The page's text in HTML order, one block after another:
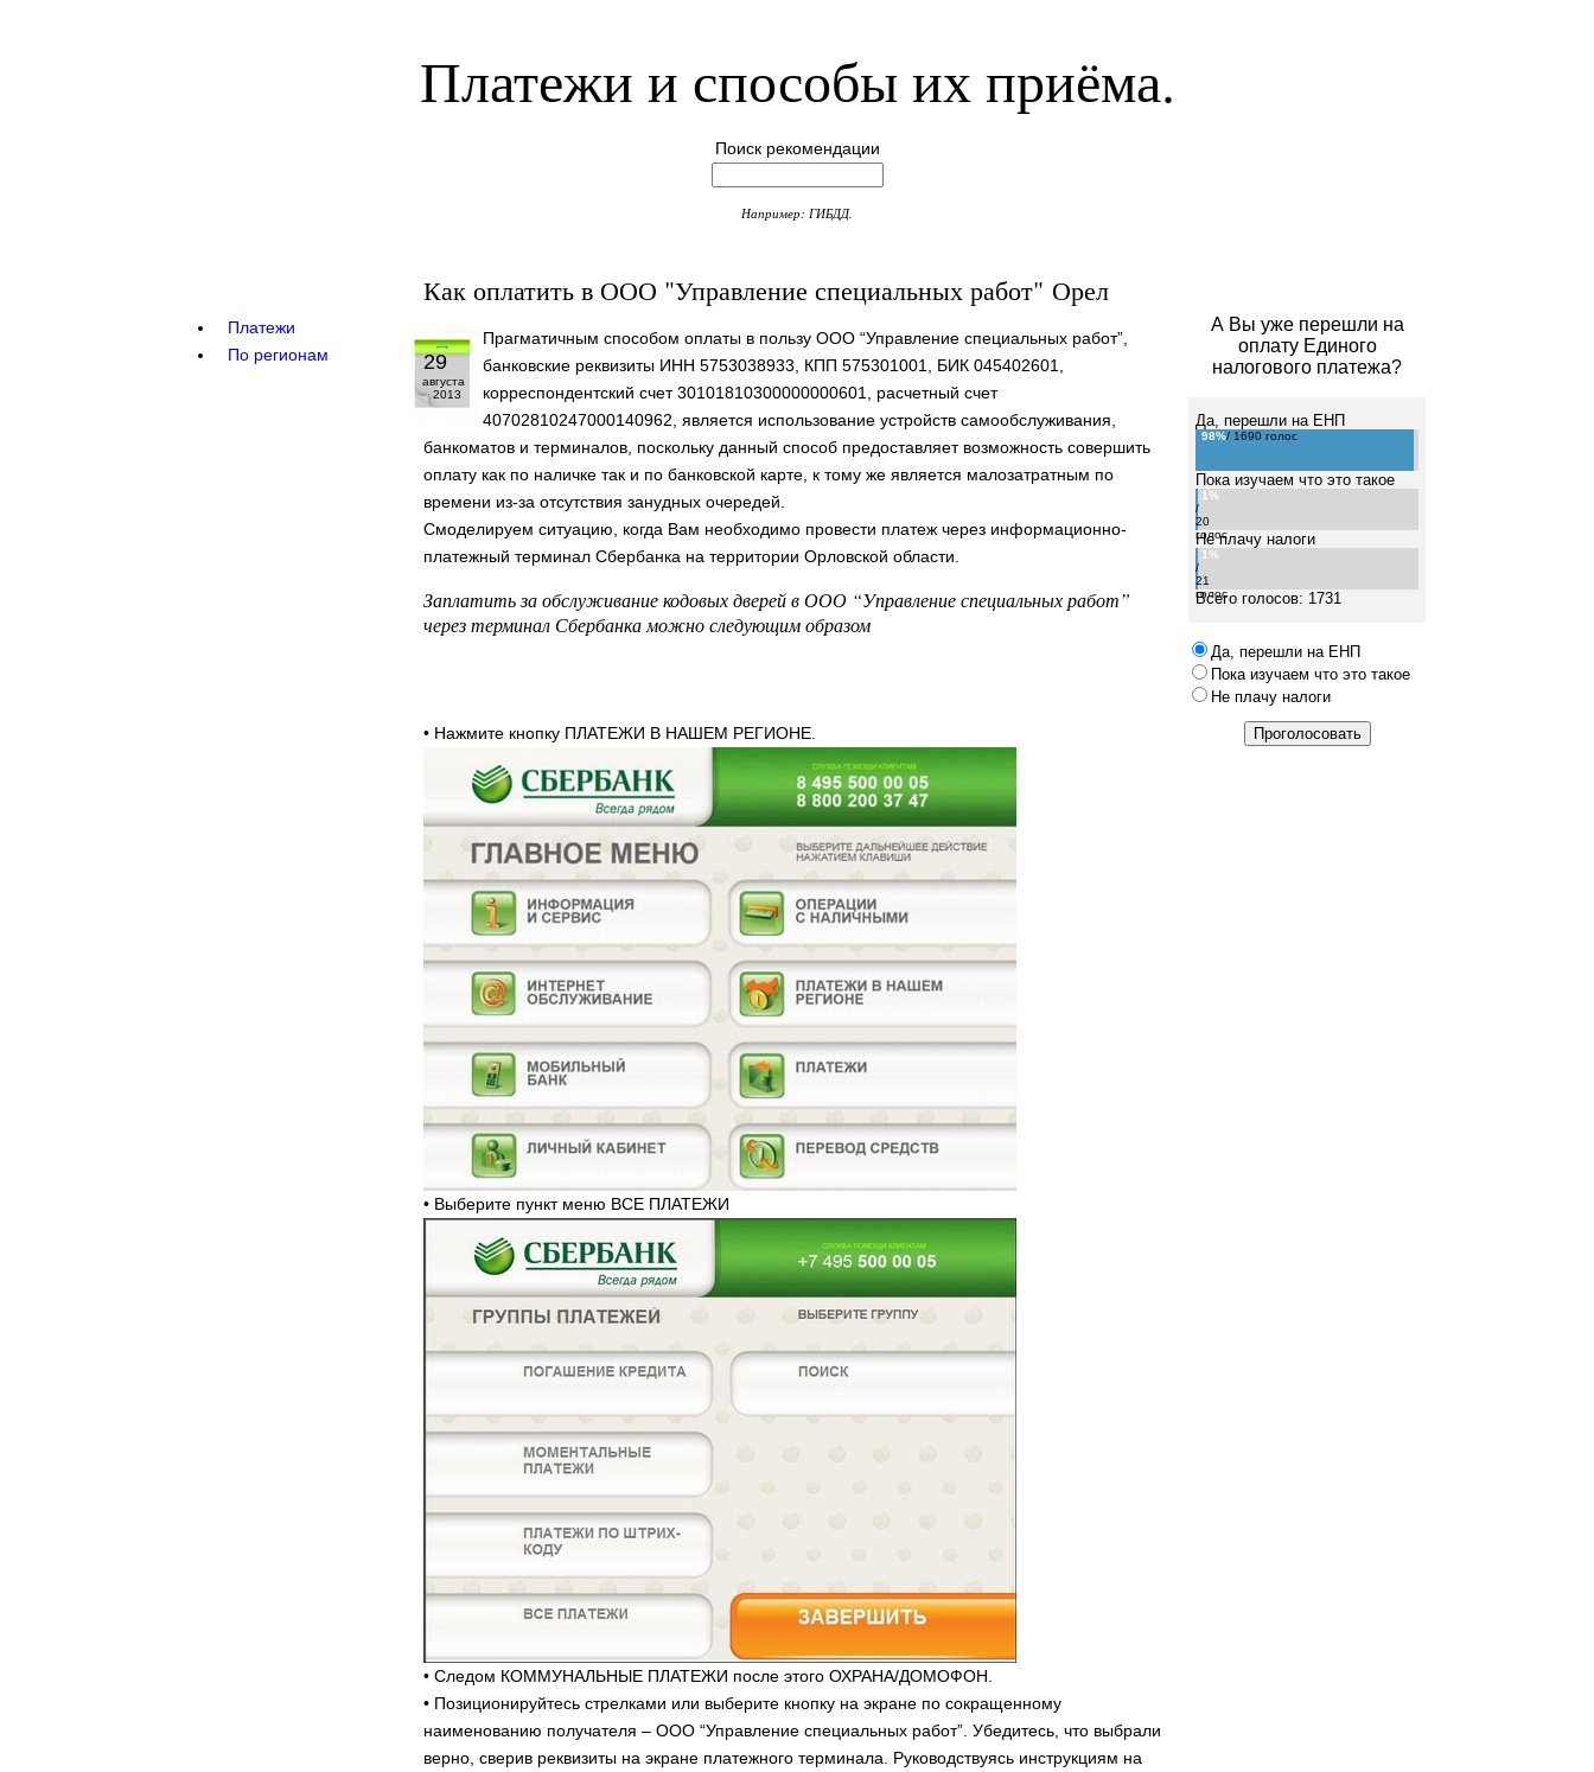
Платежи и способы их приёма.
Поиск рекомендации
Например: ГИБДД.
Платежи
По регионам
А Вы уже перешли на
оплату Единого
налогового платежа?
Да, перешли на ЕНП
98%/ 1690 голос
Пока изучаем что это такое
1%
/
20
голос
Не плачу налоги
1%
/
21
голос
Всего голосов: 1731
Да, перешли на ЕНП
Пока изучаем что это такое
Не плачу налоги
Как оплатить в ООО "Управление специальных работ" Орел
29
августа
2013
Прагматичным способом оплаты в пользу ООО “Управление специальных работ”,
банковские реквизиты ИНН 5753038933, КПП 575301001, БИК 045402601,
корреспондентский счет 30101810300000000601, расчетный счет
40702810247000140962, является использование устройств самообслуживания,
банкоматов и терминалов, поскольку данный способ предоставляет возможность совершить
оплату как по наличке так и по банковской карте, к тому же является малозатратным по
времени из-за отсутствия занудных очередей.
Смоделируем ситуацию, когда Вам необходимо провести платеж через информационно-
платежный терминал Сбербанка на территории Орловской области.
Заплатить за обслуживание кодовых дверей в ООО “Управление специальных работ”
через терминал Сбербанка можно следующим образом
• Нажмите кнопку ПЛАТЕЖИ В НАШЕМ РЕГИОНЕ.
• Выберите пункт меню ВСЕ ПЛАТЕЖИ
• Следом КОММУНАЛЬНЫЕ ПЛАТЕЖИ после этого ОХРАНА/ДОМОФОН.
• Позиционируйтесь стрелками или выберите кнопку на экране по сокращенному
наименованию получателя – ООО “Управление специальных работ”. Убедитесь, что выбрали
верно, сверив реквизиты на экране платежного терминала. Руководствуясь инструкциям на